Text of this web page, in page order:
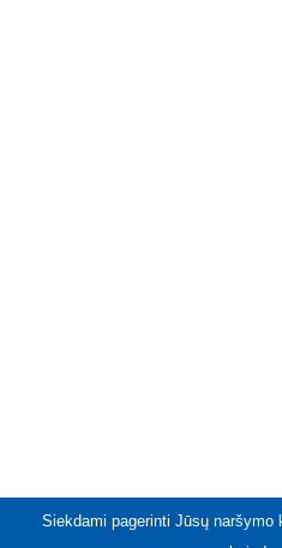
Siekdami pagerinti Jūsų naršymo